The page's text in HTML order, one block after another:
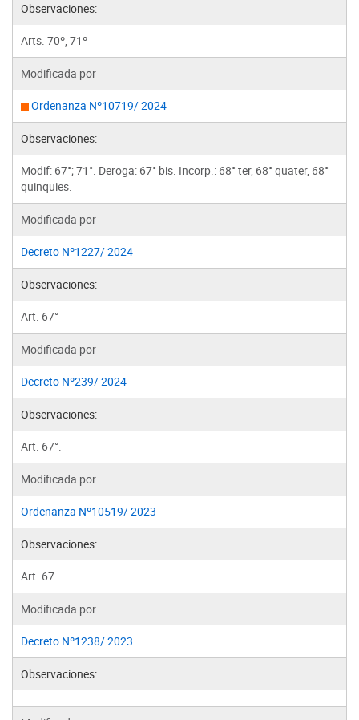
Observaciones:
Arts. 70º, 71º
Modificada por
Ordenanza Nº10719/ 2024
Observaciones:
Modif: 67°; 71°. Deroga: 67° bis. Incorp.: 68° ter, 68° quater, 68°
quinquies.
Modificada por
Decreto Nº1227/ 2024
Observaciones:
Art. 67°
Modificada por
Decreto Nº239/ 2024
Observaciones:
Art. 67°.
Modificada por
Ordenanza Nº10519/ 2023
Observaciones:
Art. 67
Modificada por
Decreto Nº1238/ 2023
Observaciones: